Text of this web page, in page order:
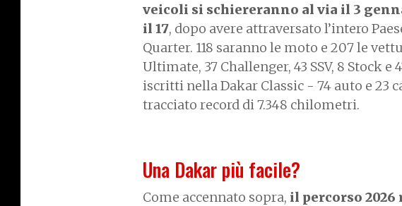
veicoli si schiereranno al via il 3
il 17, dopo avere attraversato l’intero
Quarter. 118 saranno le moto e 207 le
Ultimate, 37 Challenger, 43 SSV, 8 Stock
iscritti nella Dakar Classic - 74 auto e 23
tracciato record di 7.348 chilometri.
Una Dakar più facile?
Come accennato sopra, il percorso